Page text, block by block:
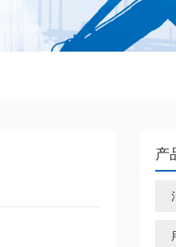
产